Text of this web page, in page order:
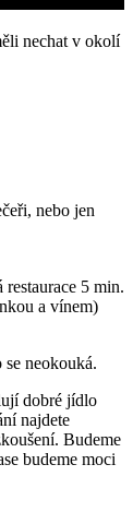
nechat v okolí
nebo jen
5 min.
a vínem)
neokouká.
dobré jídlo
najdete
Budeme
budeme moci